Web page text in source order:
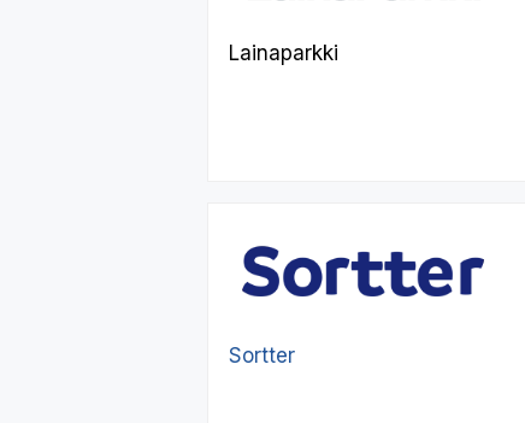
Lainaparkki
Sortter